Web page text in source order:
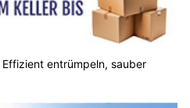
entrümpeln, sauber